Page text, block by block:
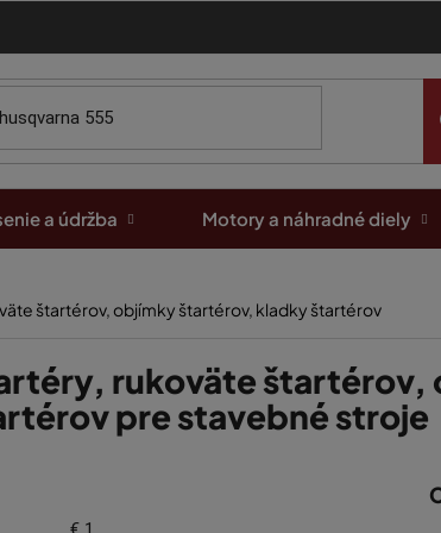
a údržba Motory a náhradné diely
štartérov, objímky štartérov, kladky štartérov
rukoväte
pre stavebné stroje